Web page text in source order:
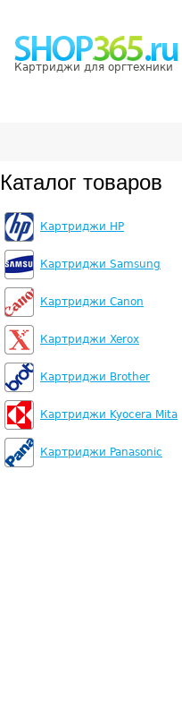
Картриджи для оргтехники
Каталог товаров
Картриджи HP
Картриджи Samsung
Картриджи Canon
Картриджи Xerox
Картриджи Brother
Картриджи Kyocera Mita
Картриджи Panasonic